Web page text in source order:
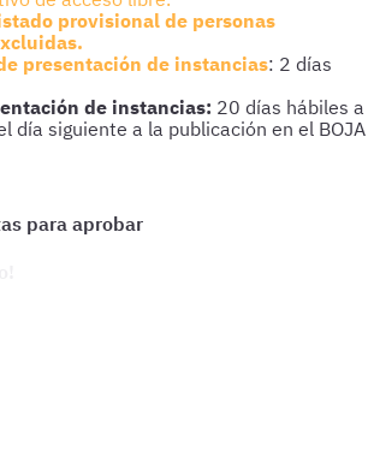
provisional de personas
presentación de instancias: 2 días
de instancias: 20 días hábiles a
día siguiente a la publicación en el BOJA